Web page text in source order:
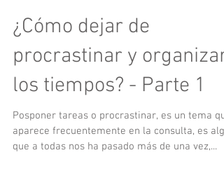
¿Cómo dejar de
procrastinar y organizar
los tiempos? - Parte 1